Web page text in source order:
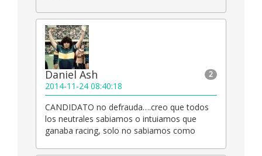
2
Daniel Ash
2014-11-24 08:40:18
CANDIDATO no defrauda….creo que todos
los neutrales sabiamos o intuiamos que
ganaba racing, solo no sabiamos como